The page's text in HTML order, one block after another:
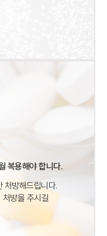
복용해야 합니다.
처방해드립니다.
처방을 주시길